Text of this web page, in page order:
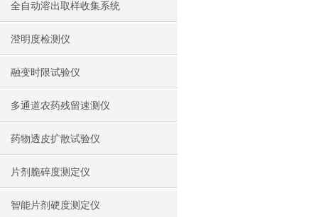
全自动溶出取样收集系统
澄明度检测仪
融变时限试验仪
多通道农药残留速测仪
药物透皮扩散试验仪
片剂脆碎度测定仪
智能片剂硬度测定仪